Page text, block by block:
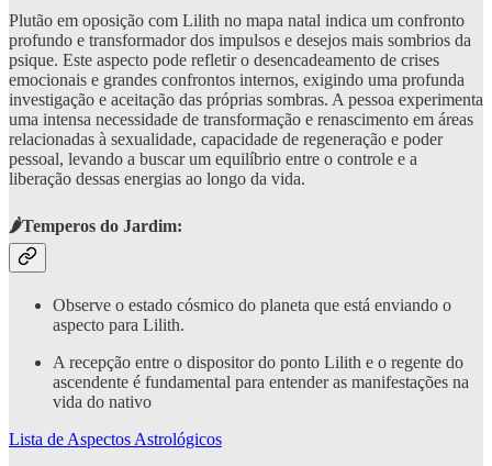
Plutão em oposição com Lilith no mapa natal indica um confronto
profundo e transformador dos impulsos e desejos mais sombrios da
psique. Este aspecto pode refletir o desencadeamento de crises
emocionais e grandes confrontos internos, exigindo uma profunda
investigação e aceitação das próprias sombras. A pessoa experimenta
uma intensa necessidade de transformação e renascimento em áreas
relacionadas à sexualidade, capacidade de regeneração e poder
pessoal, levando a buscar um equilíbrio entre o controle e a
liberação dessas energias ao longo da vida.
🌶️Temperos do Jardim:
Observe o estado cósmico do planeta que está enviando o
aspecto para Lilith.
A recepção entre o dispositor do ponto Lilith e o regente do
ascendente é fundamental para entender as manifestações na
vida do nativo
Lista de Aspectos Astrológicos